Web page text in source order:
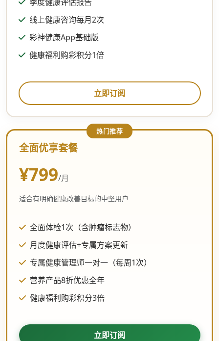
线上健康咨询每月2次
彩神健康App基础版
健康福利购彩积分1倍
立即订阅
全面优享套餐
¥799/月
适合有明确健康改善目标的中坚用户
全面体检1次（含肿瘤标志物）
月度健康评估+专属方案更新
专属健康管理师一对一（每周1次）
营养产品8折优惠全年
健康福利购彩积分3倍
立即订阅